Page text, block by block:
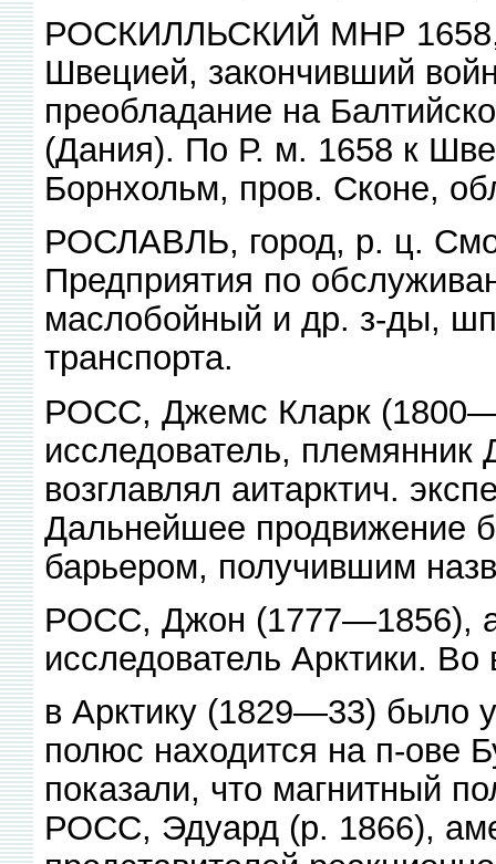
РОСКИЛЛЬСКИЙ МНР 1658,
Швецией, закончивший
преобладание на
(Дания). По Р. м. 1658 к
Борнхольм, пров. Сконе,
РОСЛАВЛЬ, город, р. ц.
Предприятия по
маслобойный и др. з-ды,
транспорта.
РОСС, Джемс Кларк
исследователь,
возглавлял аитарктич.
Дальнейшее продвижение
барьером, получившим
РОСС, Джон (1777—1856),
исследователь Арктики.
в Арктику (1829—33) было
полюс находится на п-ове
показали, что магнитный
РОСС, Эдуард (р. 1866),